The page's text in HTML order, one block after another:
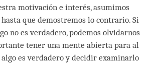
motivación e interés, asumimos
que demostremos lo contrario. Si
no es verdadero, podemos olvidarnos
tener una mente abierta para al
es verdadero y decidir examinarlo